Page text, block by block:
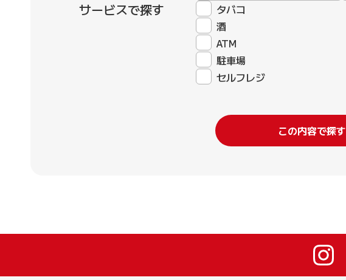
サービスで探す
タバコ
酒
ATM
駐車場
セルフレジ
この内容で探す